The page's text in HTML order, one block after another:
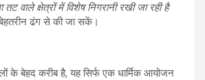
तट वाले क्षेत्रों में विशेष निगरानी रखी जा रही है
बेहतरीन ढंग से की जा सकें।
के बेहद करीब है, यह सिर्फ एक धार्मिक आयोजन